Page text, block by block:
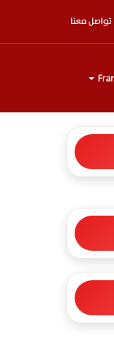
تواصل معنا